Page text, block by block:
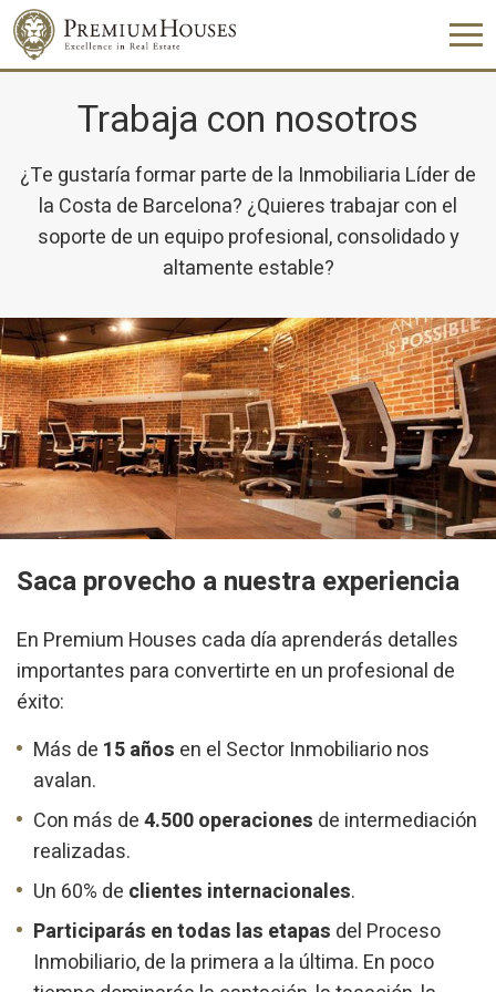
Trabaja con nosotros
¿Te gustaría formar parte de la Inmobiliaria Líder de
la Costa de Barcelona? ¿Quieres trabajar con el
soporte de un equipo profesional, consolidado y
altamente estable?
Saca provecho a nuestra experiencia
En Premium Houses cada día aprenderás detalles
importantes para convertirte en un profesional de
éxito:
Más de 15 años en el Sector Inmobiliario nos
avalan.
Con más de4.500 operaciones de intermediación
realizadas.
Un 60% de clientes internacionales.
Participarás en todas las etapas del Proceso
Inmobiliario, de la primera a la última. En poco